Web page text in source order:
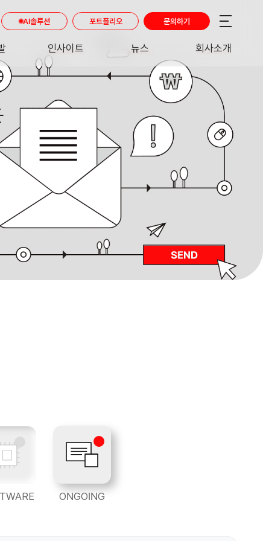
인사이트
INSIGHT
뉴스
NEWS
회사소개
AI솔루션 포트폴리오 문의하기
ONGOING